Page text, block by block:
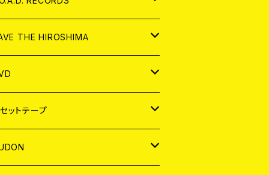
THE HIROSHIMA
レル
ットテープ